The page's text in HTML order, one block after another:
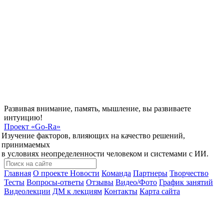
Развивая внимание, память, мышление, вы развиваете
интуицию!
Проект «Go-Ra»
Изучение факторов, влияющих на качество решений,
принимаемых
в условиях неопределенности человеком и системами с ИИ.
Главная О проекте Новости Команда Партнеры Творчество
Тесты Вопросы-ответы Отзывы Видео/Фото График занятий
Видеолекции ДМ к лекциям Контакты Карта сайта